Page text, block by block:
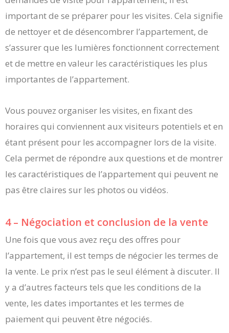
important de se préparer pour les visites. Cela signifie
de nettoyer et de désencombrer l’appartement, de
s’assurer que les lumières fonctionnent correctement
et de mettre en valeur les caractéristiques les plus
importantes de l’appartement.
Vous pouvez organiser les visites, en fixant des
horaires qui conviennent aux visiteurs potentiels et en
étant présent pour les accompagner lors de la visite.
Cela permet de répondre aux questions et de montrer
les caractéristiques de l’appartement qui peuvent ne
pas être claires sur les photos ou vidéos.
4 – Négociation et conclusion de la vente
Une fois que vous avez reçu des offres pour
l’appartement, il est temps de négocier les termes de
la vente. Le prix n’est pas le seul élément à discuter. Il
y a d’autres facteurs tels que les conditions de la
vente, les dates importantes et les termes de
paiement qui peuvent être négociés.